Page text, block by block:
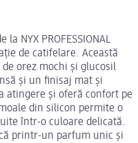
NYX PROFESSIONAL
de catifelare. Această
orez mochi și glucosil
și un finisaj mat și
atingere și oferă confort pe
din silicon permite o
într-o culoare delicată.
printr-un parfum unic și